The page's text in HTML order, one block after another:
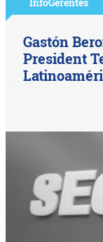
InfoGerentes
Gastón
President